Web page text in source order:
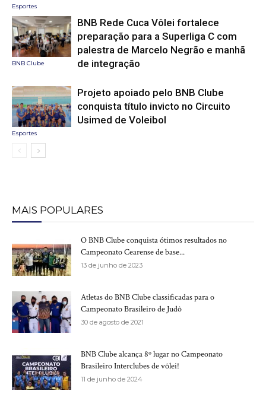
Esportes
BNB Clube
BNB Rede Cuca Vôlei fortalece
preparação para a Superliga C com
palestra de Marcelo Negrão e manhã
de integração
Esportes
Projeto apoiado pelo BNB Clube
conquista título invicto no Circuito
Usimed de Voleibol
MAIS POPULARES
O BNB Clube conquista ótimos resultados no
Campeonato Cearense de base...
13 de junho de 2023
Atletas do BNB Clube classificadas para o
Campeonato Brasileiro de Judô
30 de agosto de 2021
BNB Clube alcança 8º lugar no Campeonato
Brasileiro Interclubes de vôlei!
11 de junho de 2024